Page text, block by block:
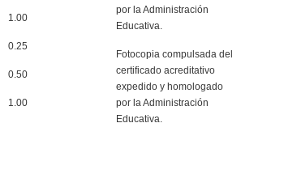
1.00
0.25
0.50
1.00
por la Administración
Educativa.
Fotocopia compulsada del
certificado acreditativo
expedido y homologado
por la Administración
Educativa.